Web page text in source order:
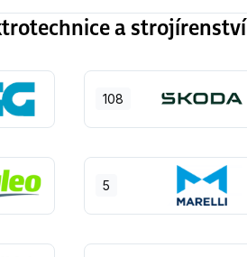
a strojírenství
108
5